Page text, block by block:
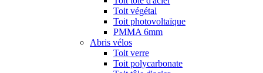
Toit végétal
Toit photovoltaïque
PMMA 6mm
Abris vélos
Toit verre
Toit polycarbonate